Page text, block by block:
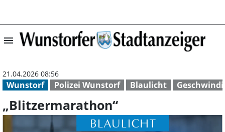
menu
Wunstorf Polizei Wunstorf Blaulicht
21.04.2026 08:56
„Blitzermarathon“